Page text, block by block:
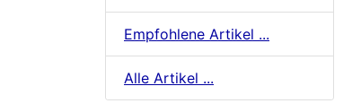
Empfohlene Artikel ...
Alle Artikel ...